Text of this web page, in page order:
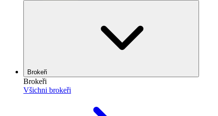
Brokeři
Brokeři
Všichni brokeři